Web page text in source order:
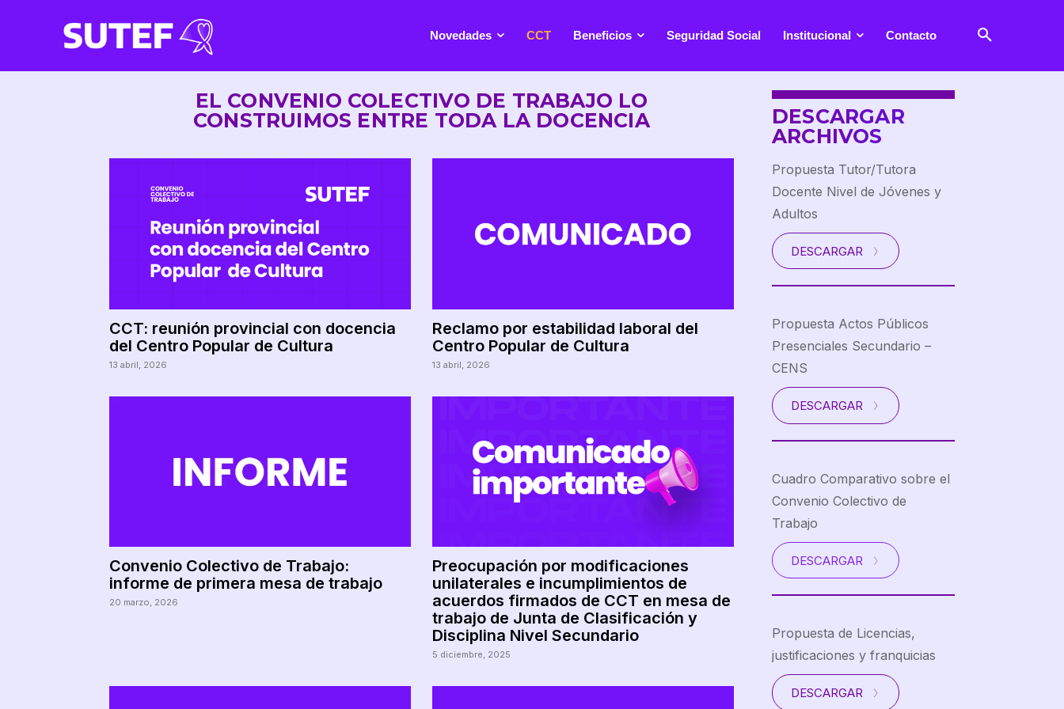
Novedades CCT Beneficios Seguridad Social Institucional Contacto
EL CONVENIO COLECTIVO DE TRABAJO LO
CONSTRUIMOS ENTRE TODA LA DOCENCIA
CCT: reunión provincial con docencia
del Centro Popular de Cultura
13 abril, 2026
Reclamo por estabilidad laboral del
Centro Popular de Cultura
13 abril, 2026
Convenio Colectivo de Trabajo:
informe de primera mesa de trabajo
20 marzo, 2026
Preocupación por modificaciones
unilaterales e incumplimientos de
acuerdos firmados de CCT en mesa de
trabajo de Junta de Clasificación y
Disciplina Nivel Secundario
5 diciembre, 2025
DESCARGAR
ARCHIVOS
Propuesta Tutor/Tutora
Docente Nivel de Jóvenes y
Adultos
DESCARGAR
Propuesta Actos Públicos
Presenciales Secundario –
CENS
DESCARGAR
Cuadro Comparativo sobre el
Convenio Colectivo de
Trabajo
DESCARGAR
Propuesta de Licencias,
justificaciones y franquicias
DESCARGAR